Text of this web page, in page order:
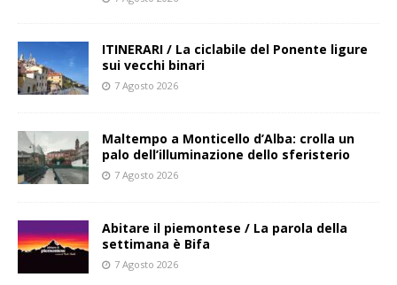
ITINERARI / La ciclabile del Ponente ligure
sui vecchi binari
7 Agosto 2026
Maltempo a Monticello d’Alba: crolla un
palo dell’illuminazione dello sferisterio
7 Agosto 2026
Abitare il piemontese / La parola della
settimana è Bifa
7 Agosto 2026